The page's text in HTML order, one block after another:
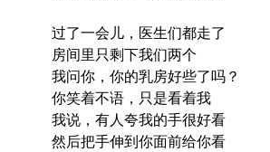
过了一会儿，医生们都走了
房间里只剩下我们两个
我问你，你的乳房好些了吗？
你笑着不语，只是看着我
我说，有人夸我的手很好看
然后把手伸到你面前给你看